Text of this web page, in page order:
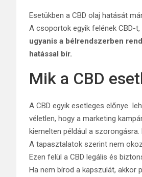
Esetükben a CBD olaj hatását
A csoportok egyik felének CBD-
ugyanis a bélrendszerben
hatással bír.
Mik a CBD
A CBD egyik esetleges előnye
véletlen, hogy a marketing
kiemelten például a
A tapasztalatok szerint nem
Ezen felül a CBD legális és
Ha nem bírod a kapszulát, akkor